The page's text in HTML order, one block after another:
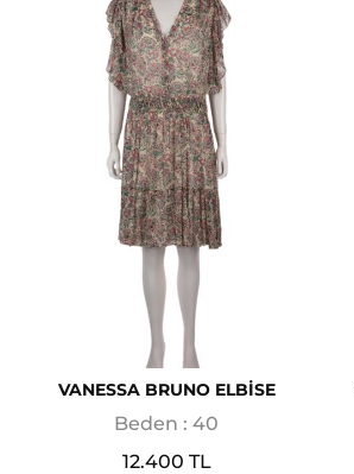
VANESSA BRUNO ELBİSE
Beden : 40
12.400 TL